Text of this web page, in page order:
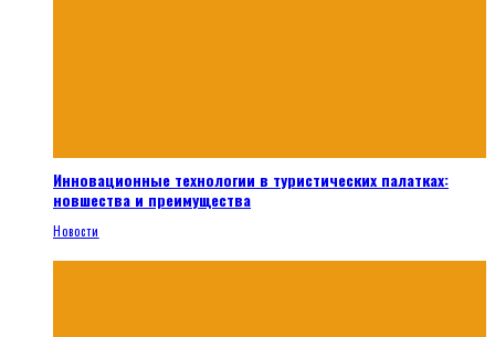
Инновационные технологии в туристических палатках:
новшества и преимущества
Новости